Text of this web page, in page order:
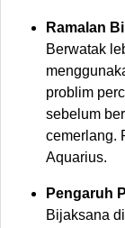
Ramalan
Berwatak
problim
sebelum
cemerlang.
Aquarius.
Pengaruh
Bijaksana